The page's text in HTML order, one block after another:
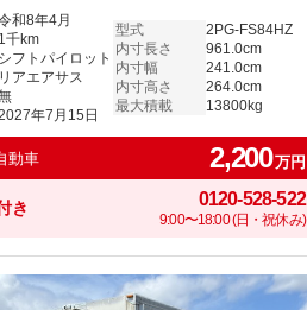
検付き
和8年4月
1千km
シフトパイロット
リアエアサス
年7月15日
型式
2PG-FS84HZ
内寸長さ
961.0cm
内寸幅
241.0cm
内寸高さ
264.0cm
最大積載
13800kg
動車 2,200万円
き 0120-528-522
9:00〜18:00 (日・祝休み)